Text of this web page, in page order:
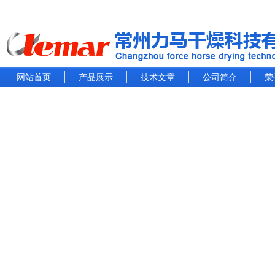
网站首页 产品展示 技术文章 公司简介 荣